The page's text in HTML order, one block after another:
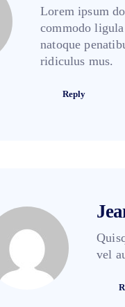
Lorem ipsum
commodo
natoque
ridiculus mus.
Reply
vel